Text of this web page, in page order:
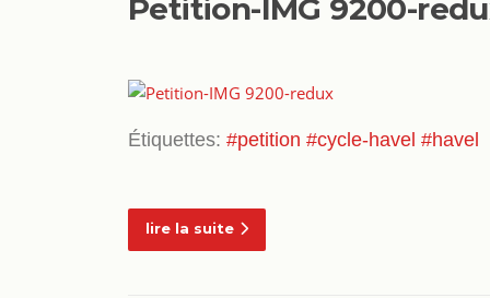
Petition-IMG 9200-
Étiquettes: #petition #cycle-havel #havel
lire la suite